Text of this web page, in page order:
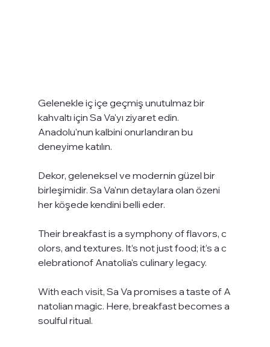
Gelenekle iç içe geçmiş unutulmaz bir
kahvaltı için Sa Va'yı ziyaret edin.
Anadolu'nun kalbini onurlandıran bu
deneyime katılın.
Dekor, geleneksel ve modernin güzel bir
birleşimidir. Sa Va'nın detaylara olan özeni
her köşede kendini belli eder.
Their breakfast is a symphony of flavors, c
olors, and textures. It’s not just food; it’s a c
elebrationof Anatolia's culinary legacy.
With each visit, Sa Va promises a taste of A
natolian magic. Here, breakfast becomes a
soulful ritual.